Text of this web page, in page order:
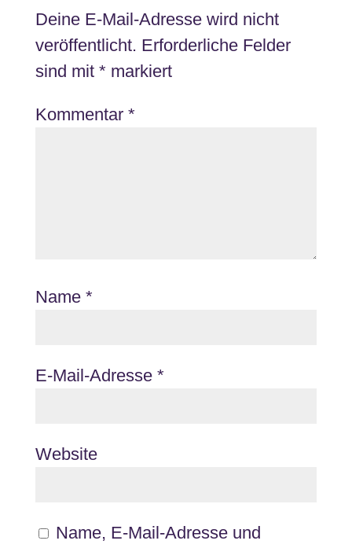
Deine E-Mail-Adresse wird nicht
veröffentlicht. Erforderliche Felder
sind mit * markiert
Kommentar *
Name *
E-Mail-Adresse *
Website
Name, E-Mail-Adresse und